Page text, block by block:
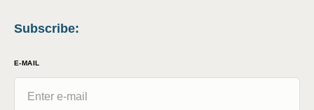
Subscribe:
E-MAIL